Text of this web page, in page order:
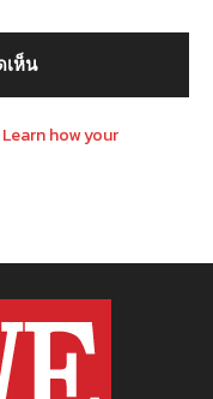
Learn how your